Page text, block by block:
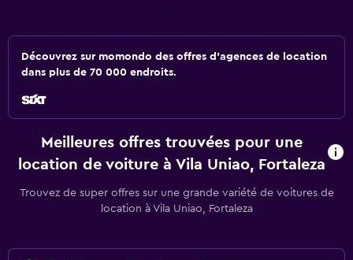
Découvrez sur momondo des offres d'agences de location
dans plus de 70 000 endroits.
Meilleures offres trouvées pour une
location de voiture à Vila Uniao, Fortaleza
Trouvez de super offres sur une grande variété de voitures de
location à Vila Uniao, Fortaleza